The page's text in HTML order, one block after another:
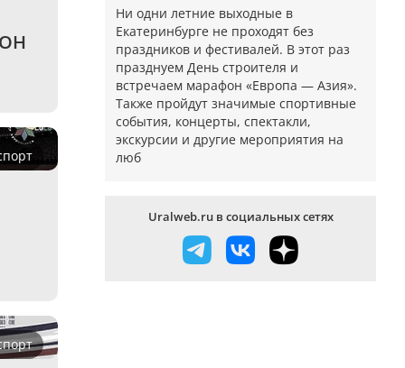
Ни одни летние выходные в
Екатеринбурге не проходят без
праздников и фестивалей. В этот раз
празднуем День строителя и
встречаем марафон «Европа — Азия».
Также пройдут значимые спортивные
события, концерты, спектакли,
экскурсии и другие мероприятия на
люб
Uralweb.ru в социальных сетях